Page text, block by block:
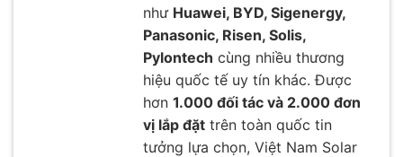
như Huawei, BYD, Sigenergy,
Panasonic, Risen, Solis,
Pylontech cùng nhiều thương
hiệu quốc tế uy tín khác. Được
hơn 1.000 đối tác và 2.000 đơn
vị lắp đặt trên toàn quốc tin
tưởng lựa chọn, Việt Nam Solar